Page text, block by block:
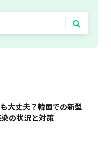
大丈夫？韓国での新型
の状況と対策